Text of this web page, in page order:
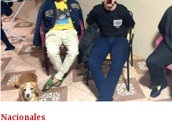
Nacionales